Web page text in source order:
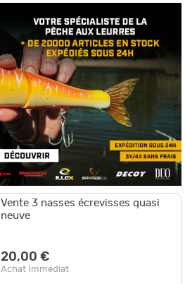
Vente 3 nasses écrevisses quasi
neuve
20,00 €
Achat Immédiat